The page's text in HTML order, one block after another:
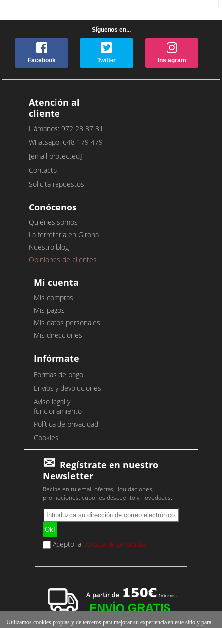
Síguenos en...
Facebook Twitter Instagram
Atención al
cliente
Llámanos: 972 23 37 31
Whatsapp: 648 179 479
[email protected]
Contacto
Solicita repuestos
Conócenos
Quiénes somos
La ferretería en Girona
Nuestro blog
Opiniones de clientes
Mi cuenta
Mis compras
Mis pagos
Mis datos personales
Mis direcciones
Infórmate
Formas de pago
Envíos y devoluciones
Aviso legal y
funcionamiento
Política de privacidad
Cookies
Regístrate en nuestro
Newsletter
Recibe en tu email ofertas, liquidaciones,
promociones, cupones descuento y novedades.
Acepto la política de privacidad
Utilizamos cookies propias y de terceros para mejorar su experiencia en este sitio y para